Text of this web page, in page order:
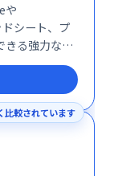
や
シート、プ
きる強力なオ
と共同編集機
ます。複雑
ソリューショ
産性向上と円
ツールで
比較されています